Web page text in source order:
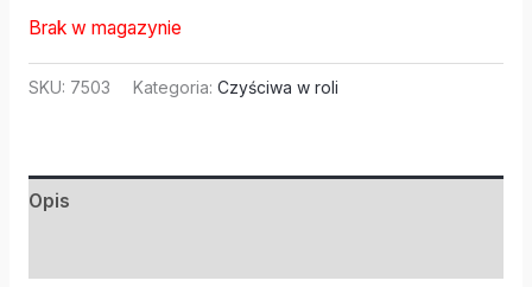
Brak w magazynie
SKU: 7503 Kategoria: Czyściwa w roli
Opis